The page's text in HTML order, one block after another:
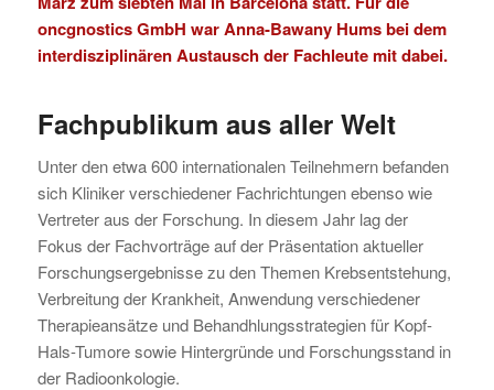
oncgnostics GmbH war Anna-Bawany Hums bei dem
interdisziplinären Austausch der Fachleute mit dabei.
Fachpublikum aus aller Welt
Unter den etwa 600 internationalen Teilnehmern befanden
sich Kliniker verschiedener Fachrichtungen ebenso wie
Vertreter aus der Forschung. In diesem Jahr lag der
Fokus der Fachvorträge auf der Präsentation aktueller
Forschungsergebnisse zu den Themen Krebsentstehung,
Verbreitung der Krankheit, Anwendung verschiedener
Therapieansätze und Behandhlungsstrategien für Kopf-
Hals-Tumore sowie Hintergründe und Forschungsstand in
der Radioonkologie.